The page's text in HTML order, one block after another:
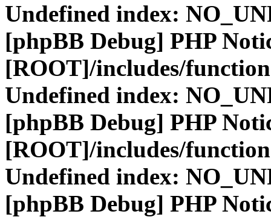
Undefined index:
[phpBB Debug] PHP
[ROOT]/includes/
Undefined index:
[phpBB Debug] PHP
[ROOT]/includes/
Undefined index:
[phpBB Debug] PHP